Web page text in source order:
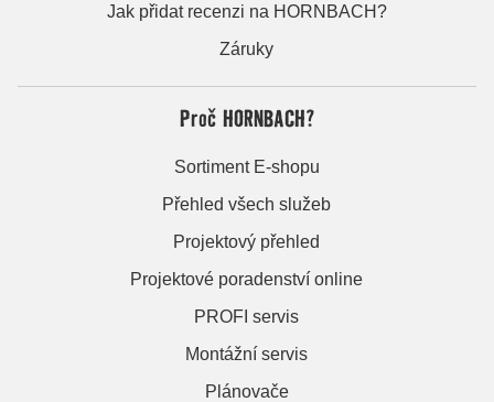
Jak přidat recenzi na HORNBACH?
Záruky
Proč HORNBACH?
Sortiment E-shopu
Přehled všech služeb
Projektový přehled
Projektové poradenství online
PROFI servis
Montážní servis
Plánovače